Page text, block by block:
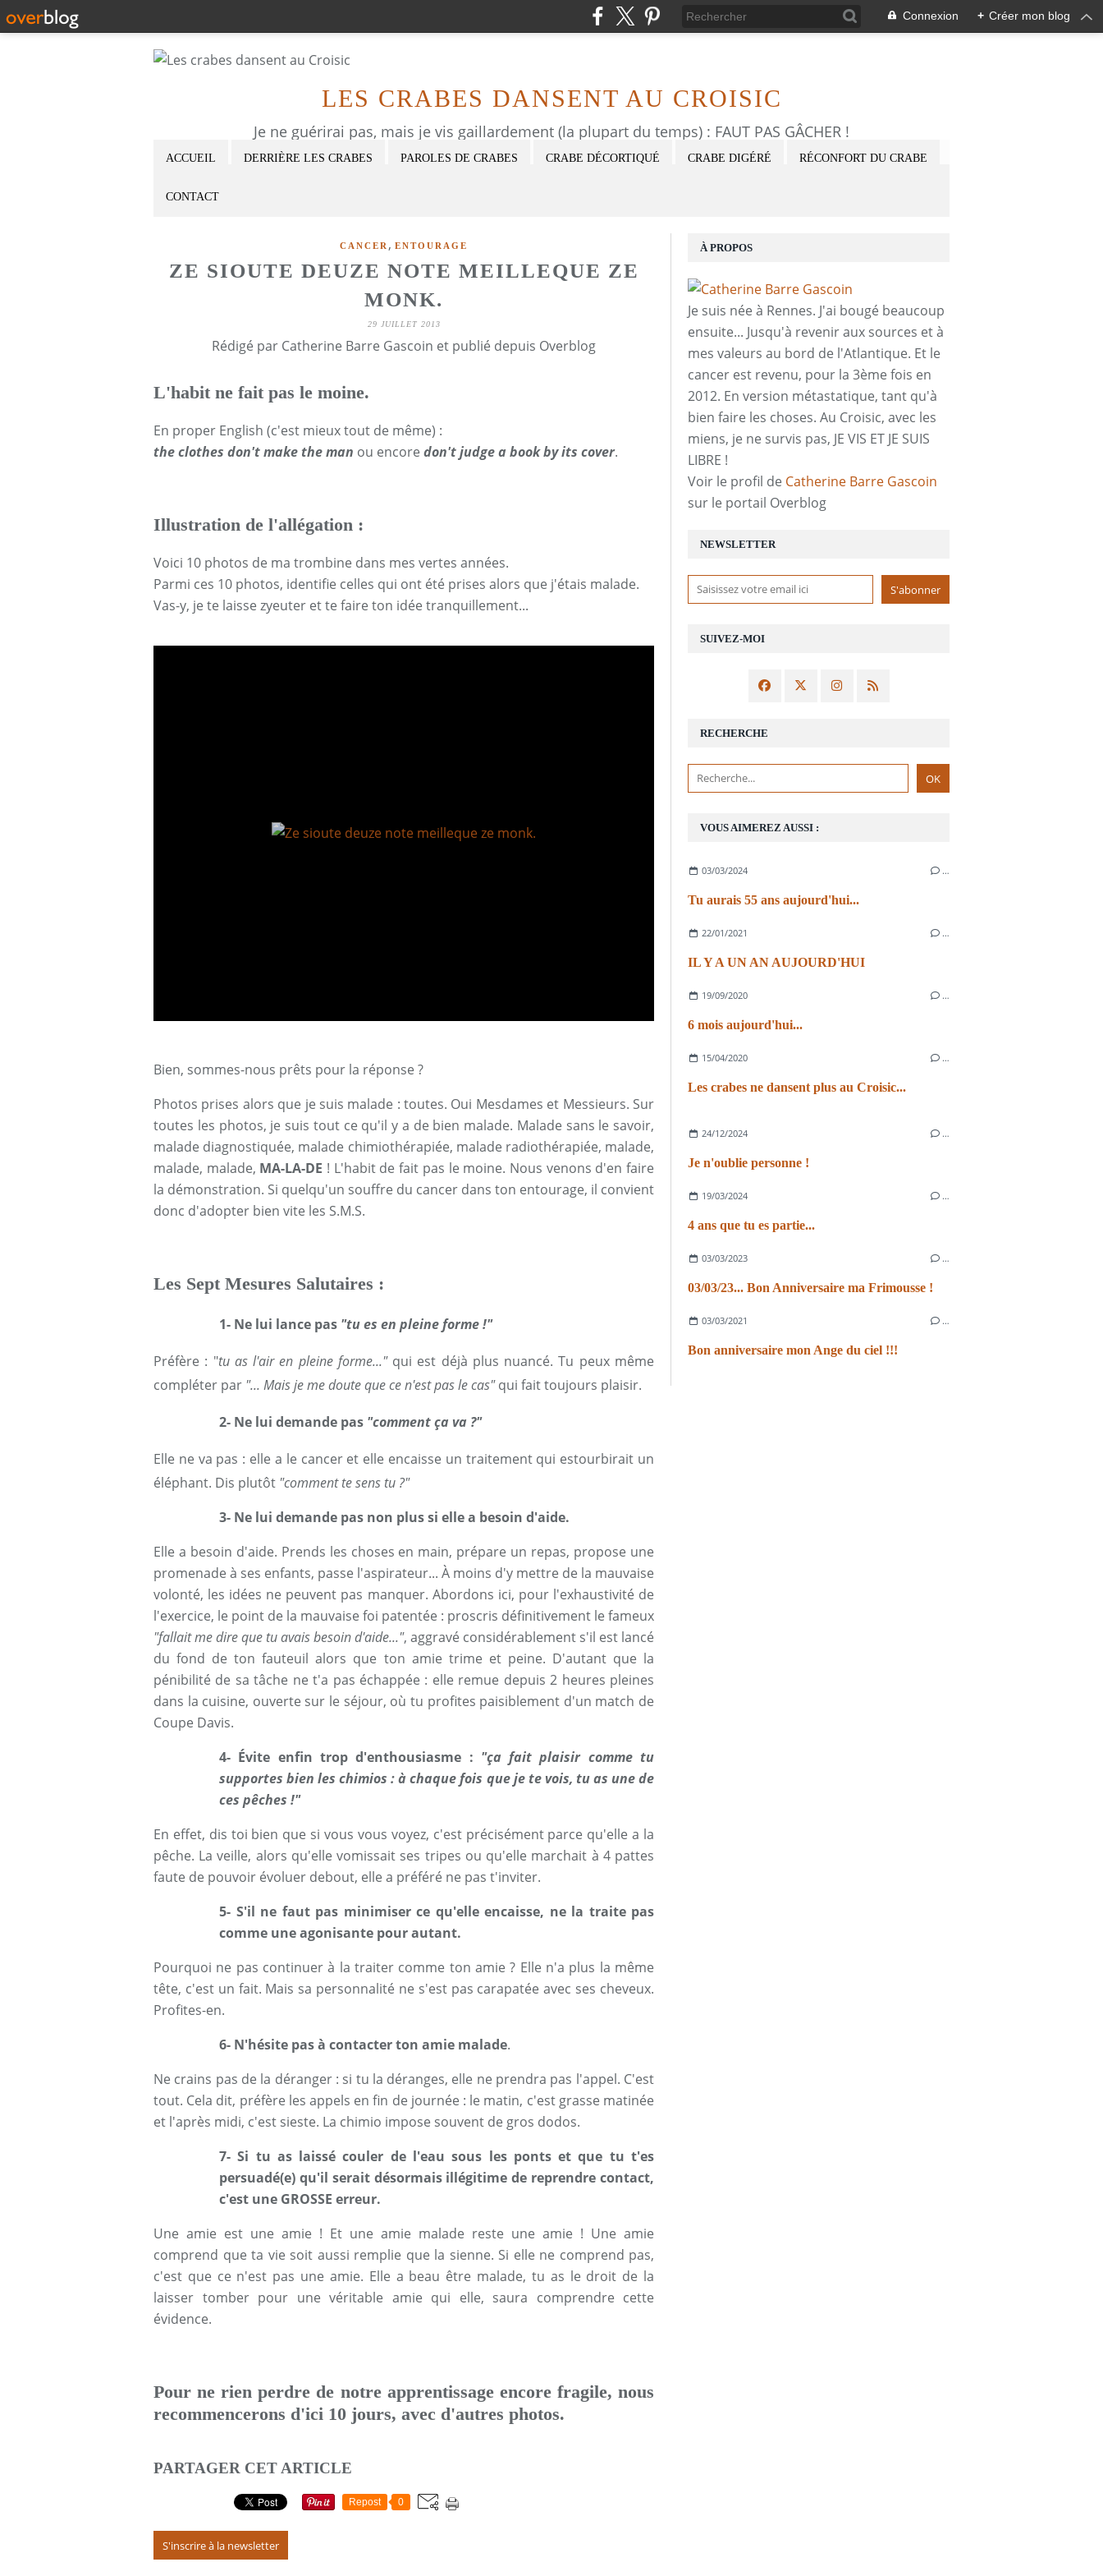
Connexion + Créer mon blog
LES CRABES DANSENT AU CROISIC
Je ne guérirai pas, mais je vis gaillardement (la plupart du temps) : FAUT PAS GÂCHER !
ACCUEIL DERRIÈRE LES CRABES PAROLES DE CRABES CRABE DÉCORTIQUÉ CRABE DIGÉRÉ RÉCONFORT DU CRABE
CONTACT
CANCER , ENTOURAGE
ZE SIOUTE DEUZE NOTE MEILLEQUE ZE
MONK.
29 JUILLET 2013
Rédigé par Catherine Barre Gascoin et publié depuis Overblog
L'habit ne fait pas le moine.
En proper English (c'est mieux tout de même) :
the clothes don't make the man ou encore don't judge a book by its cover.
Illustration de l'allégation :
Voici 10 photos de ma trombine dans mes vertes années.
Parmi ces 10 photos, identifie celles qui ont été prises alors que j'étais malade.
Vas-y, je te laisse zyeuter et te faire ton idée tranquillement...
Bien, sommes-nous prêts pour la réponse ?
Photos prises alors que je suis malade : toutes. Oui Mesdames et Messieurs. Sur
toutes les photos, je suis tout ce qu'il y a de bien malade. Malade sans le savoir,
malade diagnostiquée, malade chimiothérapiée, malade radiothérapiée, malade,
malade, malade, MA-LA-DE ! L'habit de fait pas le moine. Nous venons d'en faire
la démonstration. Si quelqu'un souffre du cancer dans ton entourage, il convient
donc d'adopter bien vite les S.M.S.
Les Sept Mesures Salutaires :
1- Ne lui lance pas "tu es en pleine forme !"
Préfère : "tu as l'air en pleine forme..."qui est déjà plus nuancé. Tu peux même
compléter par "... Mais je me doute que ce n'est pas le cas"qui fait toujours plaisir.
2- Ne lui demande pas "comment ça va ?"
Elle ne va pas : elle a le cancer et elle encaisse un traitement qui estourbirait un
éléphant. Dis plutôt "comment te sens tu ?"
3- Ne lui demande pas non plus si elle a besoin d'aide.
Elle a besoin d'aide. Prends les choses en main, prépare un repas, propose une
promenade à ses enfants, passe l'aspirateur... À moins d'y mettre de la mauvaise
volonté, les idées ne peuvent pas manquer. Abordons ici, pour l'exhaustivité de
l'exercice, le point de la mauvaise foi patentée : proscris définitivement le fameux
"fallait me dire que tu avais besoin d'aide...", aggravé considérablement s'il est lancé
du fond de ton fauteuil alors que ton amie trime et peine. D'autant que la
pénibilité de sa tâche ne t'a pas échappée : elle remue depuis 2 heures pleines
dans la cuisine, ouverte sur le séjour, où tu profites paisiblement d'un match de
Coupe Davis.
4- Évite enfin trop d'enthousiasme : "ça fait plaisir comme tu
supportes bien les chimios : à chaque fois que je te vois, tu as une de
ces pêches !"
En effet, dis toi bien que si vous vous voyez, c'est précisément parce qu'elle a la
pêche. La veille, alors qu'elle vomissait ses tripes ou qu'elle marchait à 4 pattes
faute de pouvoir évoluer debout, elle a préféré ne pas t'inviter.
5- S'il ne faut pas minimiser ce qu'elle encaisse, ne la traite pas
comme une agonisante pour autant.
Pourquoi ne pas continuer à la traiter comme ton amie ? Elle n'a plus la même
tête, c'est un fait. Mais sa personnalité ne s'est pas carapatée avec ses cheveux.
Profites-en.
6- N'hésite pas à contacter ton amie malade.
Ne crains pas de la déranger : si tu la déranges, elle ne prendra pas l'appel. C'est
tout. Cela dit, préfère les appels en fin de journée : le matin, c'est grasse matinée
et l'après midi, c'est sieste. La chimio impose souvent de gros dodos.
7- Si tu as laissé couler de l'eau sous les ponts et que tu t'es
persuadé(e) qu'il serait désormais illégitime de reprendre contact,
c'est une GROSSE erreur.
Une amie est une amie ! Et une amie malade reste une amie ! Une amie
comprend que ta vie soit aussi remplie que la sienne. Si elle ne comprend pas,
c'est que ce n'est pas une amie. Elle a beau être malade, tu as le droit de la
laisser tomber pour une véritable amie qui elle, saura comprendre cette
évidence.
Pour ne rien perdre de notre apprentissage encore fragile, nous
recommencerons d'ici 10 jours, avec d'autres photos.
PARTAGER CET ARTICLE
Repost 0
S'inscrire à la newsletter
NEWSLETTER
SUIVEZ-MOI
RECHERCHE
À PROPOS
Je suis née à Rennes. J'ai bougé beaucoup
ensuite... Jusqu'à revenir aux sources et à
mes valeurs au bord de l'Atlantique. Et le
cancer est revenu, pour la 3ème fois en
2012. En version métastatique, tant qu'à
bien faire les choses. Au Croisic, avec les
miens, je ne survis pas, JE VIS ET JE SUIS
LIBRE !
Voir le profil de Catherine Barre Gascoin
sur le portail Overblog
VOUS AIMEREZ AUSSI :
03/03/2024 …
Tu aurais 55 ans aujourd'hui...
22/01/2021 …
IL Y A UN AN AUJOURD'HUI
19/09/2020 …
6 mois aujourd'hui...
15/04/2020 …
Les crabes ne dansent plus au Croisic...
24/12/2024 …
Je n'oublie personne !
19/03/2024 …
4 ans que tu es partie...
03/03/2023 …
03/03/23... Bon Anniversaire ma Frimousse !
03/03/2021 …
Bon anniversaire mon Ange du ciel !!!